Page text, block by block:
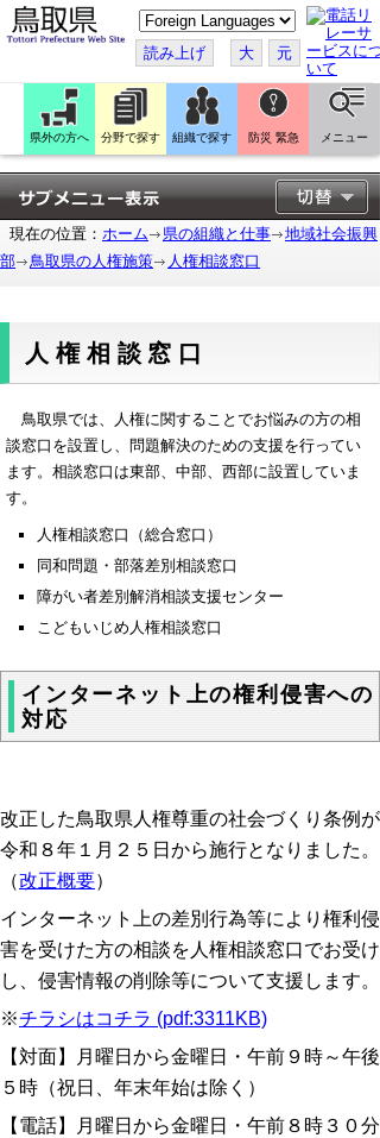
こ
の
ペ
ー
ジ
翻
訳
す
る
読み上げ 大 元
県外の方へ 分野で探す 組織で探す 防災 緊急 メニュー
現在の位置： ホーム 県の組織と仕事
地域社会振興
部
鳥取県の人権施策 人権相談窓口
人権相談窓口
鳥取県では、人権に関することでお悩みの方の相
談窓口を設置し、問題解決のための支援を行ってい
ます。相談窓口は東部、中部、西部に設置していま
す。
人権相談窓口（総合窓口）
同和問題・部落差別相談窓口
障がい者差別解消相談支援センター
こどもいじめ人権相談窓口
インターネット上の権利侵害への
対応
改正した鳥取県人権尊重の社会づくり条例が
令和８年１月２５日から施行となりました。
（改正概要）
インターネット上の差別行為等により権利侵
害を受けた方の相談を人権相談窓口でお受け
し、侵害情報の削除等について支援します。
※チラシはコチラ (pdf:3311KB)
【対面】月曜日から金曜日・午前９時～午後
５時（祝日、年末年始は除く）
【電話】月曜日から金曜日・午前８時３０分